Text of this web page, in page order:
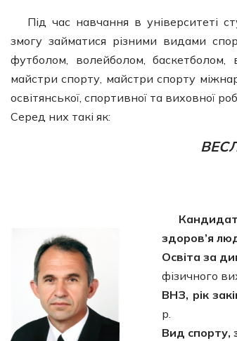
Під час навчання в університеті
змогу займатися різними видами
футболом, волейболом,
майстри спорту, майстри спорту
освітянської, спортивної та виховної
Серед них такі як:
здоров’я
Освіта за
фізичного
ВНЗ, рік
р.
Вид спорту,